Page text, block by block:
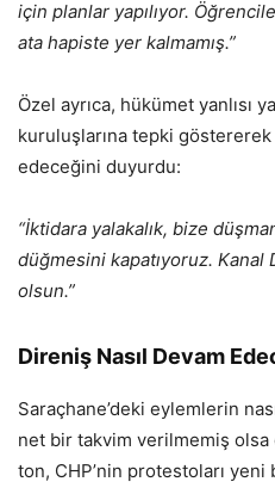
için planlar yapılıyor.
ata hapiste yer kalmamış.”
Özel ayrıca, hükümet yanlısı
kuruluşlarına tepki göstererek
edeceğini duyurdu:
“İktidara yalakalık, bize
düğmesini kapatıyoruz. Kanal
olsun.”
Direniş Nasıl Devam
Saraçhane’deki eylemlerin
net bir takvim verilmemiş olsa
ton, CHP’nin protestoları